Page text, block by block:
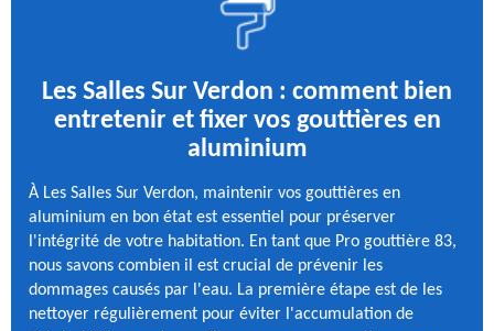
Les Salles Sur Verdon : comment bien
entretenir et fixer vos gouttières en
aluminium
À Les Salles Sur Verdon, maintenir vos gouttières en
aluminium en bon état est essentiel pour préserver
l'intégrité de votre habitation. En tant que Pro gouttière 83,
nous savons combien il est crucial de prévenir les
dommages causés par l'eau. La première étape est de les
nettoyer régulièrement pour éviter l'accumulation de